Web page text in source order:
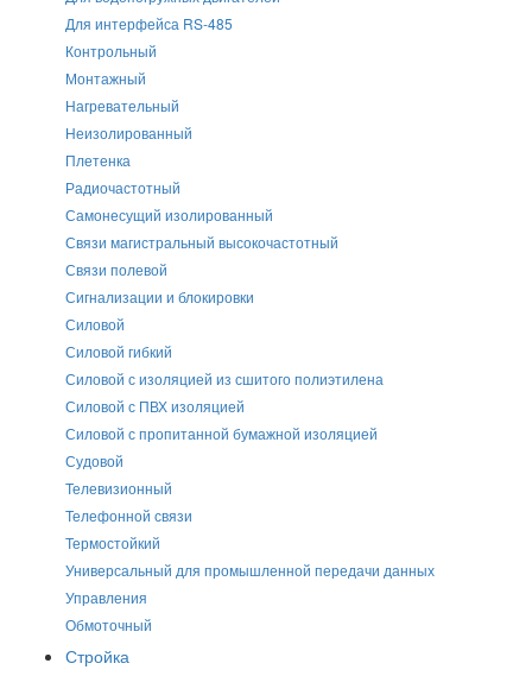
Для интерфейса RS-485
Контрольный
Монтажный
Нагревательный
Неизолированный
Плетенка
Радиочастотный
Самонесущий изолированный
Связи магистральный высокочастотный
Связи полевой
Сигнализации и блокировки
Силовой
Силовой гибкий
Силовой с изоляцией из сшитого полиэтилена
Силовой с ПВХ изоляцией
Силовой с пропитанной бумажной изоляцией
Судовой
Телевизионный
Телефонной связи
Термостойкий
Универсальный для промышленной передачи данных
Управления
Обмоточный
Стройка